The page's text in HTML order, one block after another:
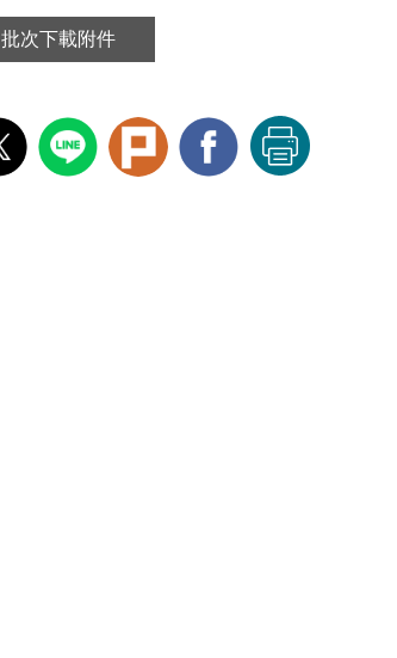
批次下載附件